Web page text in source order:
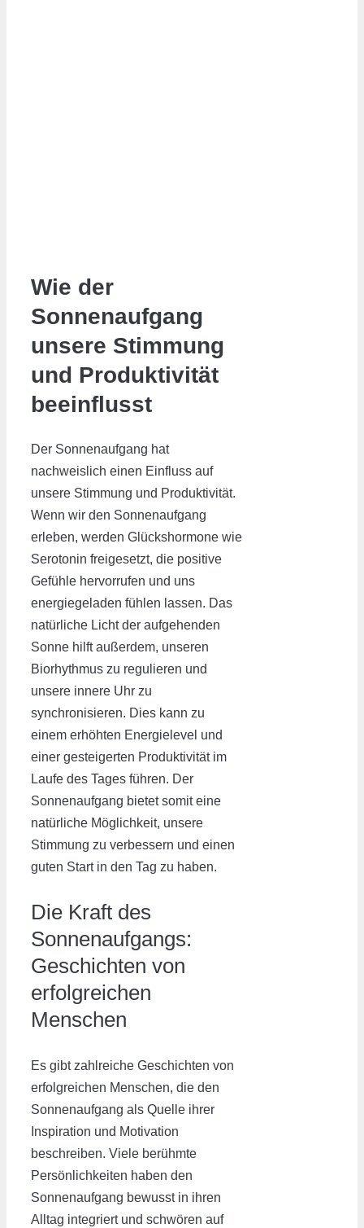
Wie der
Sonnenaufgang
unsere Stimmung
und Produktivität
beeinflusst
Der Sonnenaufgang hat
nachweislich einen Einfluss auf
unsere Stimmung und Produktivität.
Wenn wir den Sonnenaufgang
erleben, werden Glückshormone wie
Serotonin freigesetzt, die positive
Gefühle hervorrufen und uns
energiegeladen fühlen lassen. Das
natürliche Licht der aufgehenden
Sonne hilft außerdem, unseren
Biorhythmus zu regulieren und
unsere innere Uhr zu
synchronisieren. Dies kann zu
einem erhöhten Energielevel und
einer gesteigerten Produktivität im
Laufe des Tages führen. Der
Sonnenaufgang bietet somit eine
natürliche Möglichkeit, unsere
Stimmung zu verbessern und einen
guten Start in den Tag zu haben.
Die Kraft des
Sonnenaufgangs:
Geschichten von
erfolgreichen
Menschen
Es gibt zahlreiche Geschichten von
erfolgreichen Menschen, die den
Sonnenaufgang als Quelle ihrer
Inspiration und Motivation
beschreiben. Viele berühmte
Persönlichkeiten haben den
Sonnenaufgang bewusst in ihren
Alltag integriert und schwören auf